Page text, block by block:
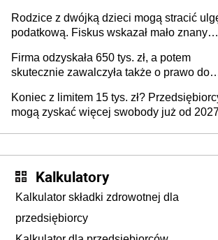
Rodzice z dwójką dzieci mogą stracić
podatkową. Fiskus wskazał mało znany
Firma odzyskała 650 tys. zł, a potem
skutecznie zawalczyła także o prawo do
Koniec z limitem 15 tys. zł?
mogą zyskać więcej swobody już od
Kalkulatory
Kalkulator składki zdrowotnej dla
przedsiębiorcy